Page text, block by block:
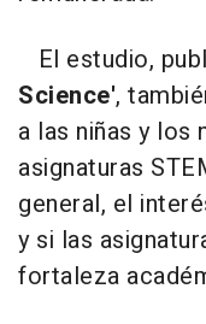
El estudio,
Science',
a las niñas y los
asignaturas
general, el
y si las
fortaleza